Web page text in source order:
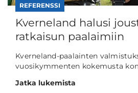
REFERENSSI
Kverneland halusi
ratkaisun paalaimiin
Kverneland-paalainten
vuosikymmenten kokemusta
Jatka lukemista